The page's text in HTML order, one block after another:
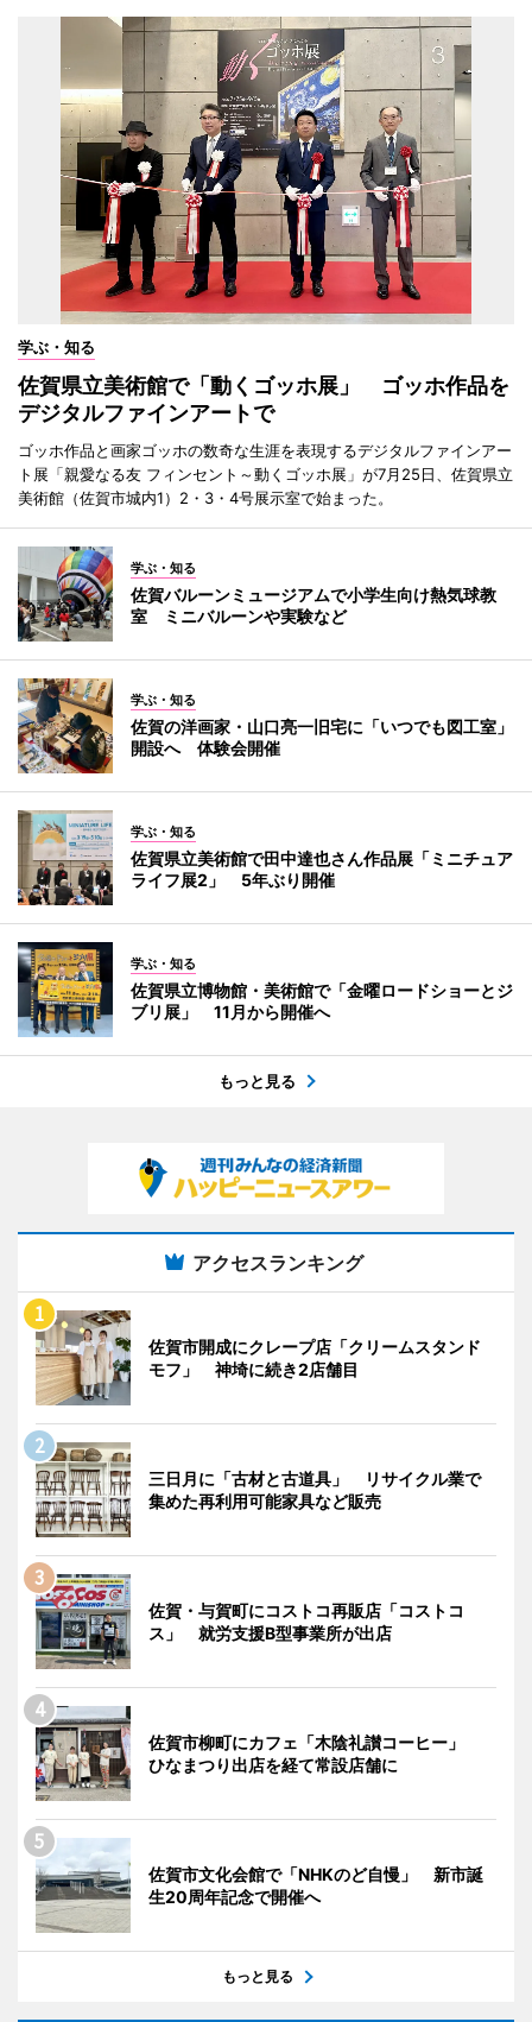
学ぶ・知る
佐賀県立美術館で「動くゴッホ展」 ゴッホ作品を
デジタルファインアートで
ゴッホ作品と画家ゴッホの数奇な生涯を表現するデジタルファインアー
ト展「親愛なる友 フィンセント～動くゴッホ展」が7月25日、佐賀県立
美術館（佐賀市城内1）2・3・4号展示室で始まった。
学ぶ・知る
佐賀バルーンミュージアムで小学生向け熱気球教
室 ミニバルーンや実験など
学ぶ・知る
佐賀の洋画家・山口亮一旧宅に「いつでも図工室」
開設へ 体験会開催
学ぶ・知る
佐賀県立美術館で田中達也さん作品展「ミニチュア
ライフ展2」 5年ぶり開催
学ぶ・知る
佐賀県立博物館・美術館で「金曜ロードショーとジ
ブリ展」 11月から開催へ
もっと見る
アクセスランキング
佐賀市開成にクレープ店「クリームスタンド
モフ」 神埼に続き2店舗目
三日月に「古材と古道具」 リサイクル業で
集めた再利用可能家具など販売
佐賀・与賀町にコストコ再販店「コストコ
ス」 就労支援B型事業所が出店
佐賀市柳町にカフェ「木陰礼讃コーヒー」
ひなまつり出店を経て常設店舗に
佐賀市文化会館で「NHKのど自慢」 新市誕
生20周年記念で開催へ
もっと見る